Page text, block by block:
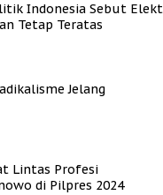
Indonesia Sebut
Tetap Teratas
Jelang
Lintas Profesi
di Pilpres 2024